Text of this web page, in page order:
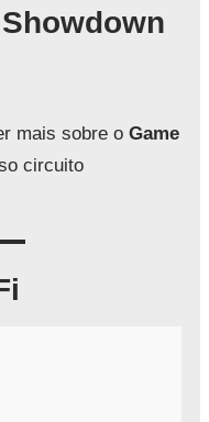
mais sobre oGame
circuito